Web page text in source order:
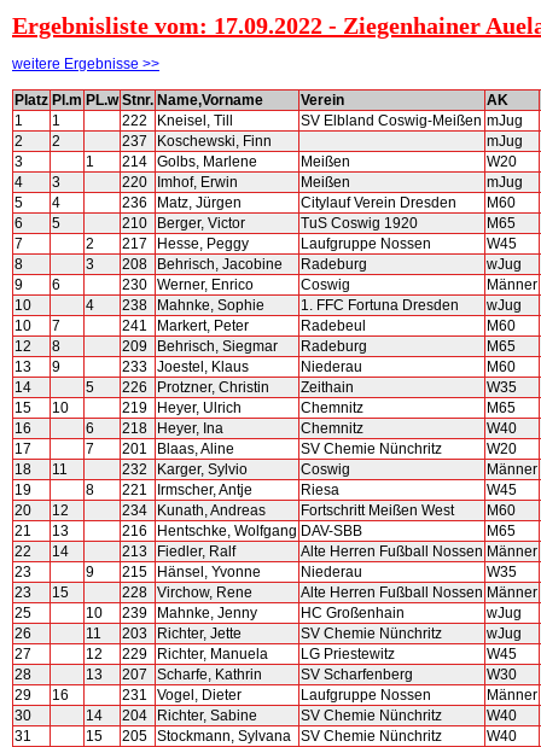
Ergebnisliste vom: 17.09.2022 - Ziegenhainer
weitere Ergebnisse >>
Platz Pl.m PL.w Stnr. Name,Vorname Verein
AK
1
1 222 Kneisel, Till SV Elbland Coswig-Meißen mJug
2
2 237 Koschewski, Finn
mJug
3
1 214 Golbs, Marlene Meißen
W20
4
3 220 Imhof, Erwin Meißen
mJug
5
4 236 Matz, Jürgen Citylauf Verein Dresden
M60
6
5 210 Berger, Victor TuS Coswig 1920
M65
7
2 217 Hesse, Peggy Laufgruppe Nossen
W45
8
3 208 Behrisch, Jacobine Radeburg
wJug
9
6 230 Werner, Enrico Coswig
Männer
10
4 238 Mahnke, Sophie 1. FFC Fortuna Dresden
wJug
10
7 241 Markert, Peter Radebeul
M60
12
8 209 Behrisch, Siegmar Radeburg
M65
13
9 233 Joestel, Klaus Niederau
M60
14
5 226 Protzner, Christin Zeithain
W35
15
10 219 Heyer, Ulrich Chemnitz
M65
16
6 218 Heyer, Ina Chemnitz
W40
17
7 201 Blaas, Aline SV Chemie Nünchritz
W20
18
11 232 Karger, Sylvio Coswig
Männer
19
8 221 Irmscher, Antje Riesa
W45
20
12 234 Kunath, Andreas Fortschritt Meißen West
M60
21
13 216 Hentschke, Wolfgang DAV-SBB
M65
22
14 213 Fiedler, Ralf Alte Herren Fußball Nossen Männer
23
9 215 Hänsel, Yvonne Niederau
W35
23
15 228 Virchow, Rene Alte Herren Fußball Nossen Männer
25
10 239 Mahnke, Jenny HC Großenhain
wJug
26
11 203 Richter, Jette SV Chemie Nünchritz
wJug
27
12 229 Richter, Manuela LG Priestewitz
W45
28
13 207 Scharfe, Kathrin SV Scharfenberg
W30
29
16 231 Vogel, Dieter Laufgruppe Nossen
Männer
30
14 204 Richter, Sabine SV Chemie Nünchritz
W40
31
15 205 Stockmann, Sylvana SV Chemie Nünchritz
W40